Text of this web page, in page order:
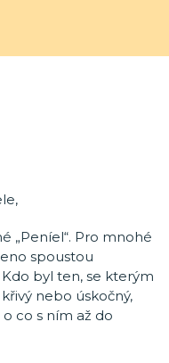
„Peníel“. Pro mnohé
spoustou
byl ten, se kterým
nebo úskočný,
co s ním až do